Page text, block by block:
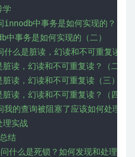
学
中事务是如何实现的？（一
事务是如何实现的（二）
么是脏读，幻读和不可重复读？
，幻读和不可重复读？（二）
，幻读和不可重复读（三）
，幻读和不可重复读？（四）
的查询被阻塞了应该如何处理？
实战
结
么是死锁？如何发现和处理死锁